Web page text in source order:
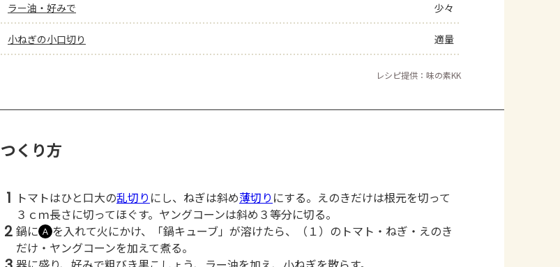
ラー油・好みで 少々
小ねぎの小口切り 適量
レシピ提供：味の素KK
つくり方
1 トマトはひと口大の乱切り にし、ねぎは斜め薄切り にする。えのきだけは根元を切って
３ｃｍ長さに切ってほぐす。ヤングコーンは斜め３等分に切る。
2 鍋に Ａ を入れて火にかけ、「鍋キューブ」が溶けたら、（１）のトマト・ねぎ・えのき
だけ・ヤングコーンを加えて煮る。